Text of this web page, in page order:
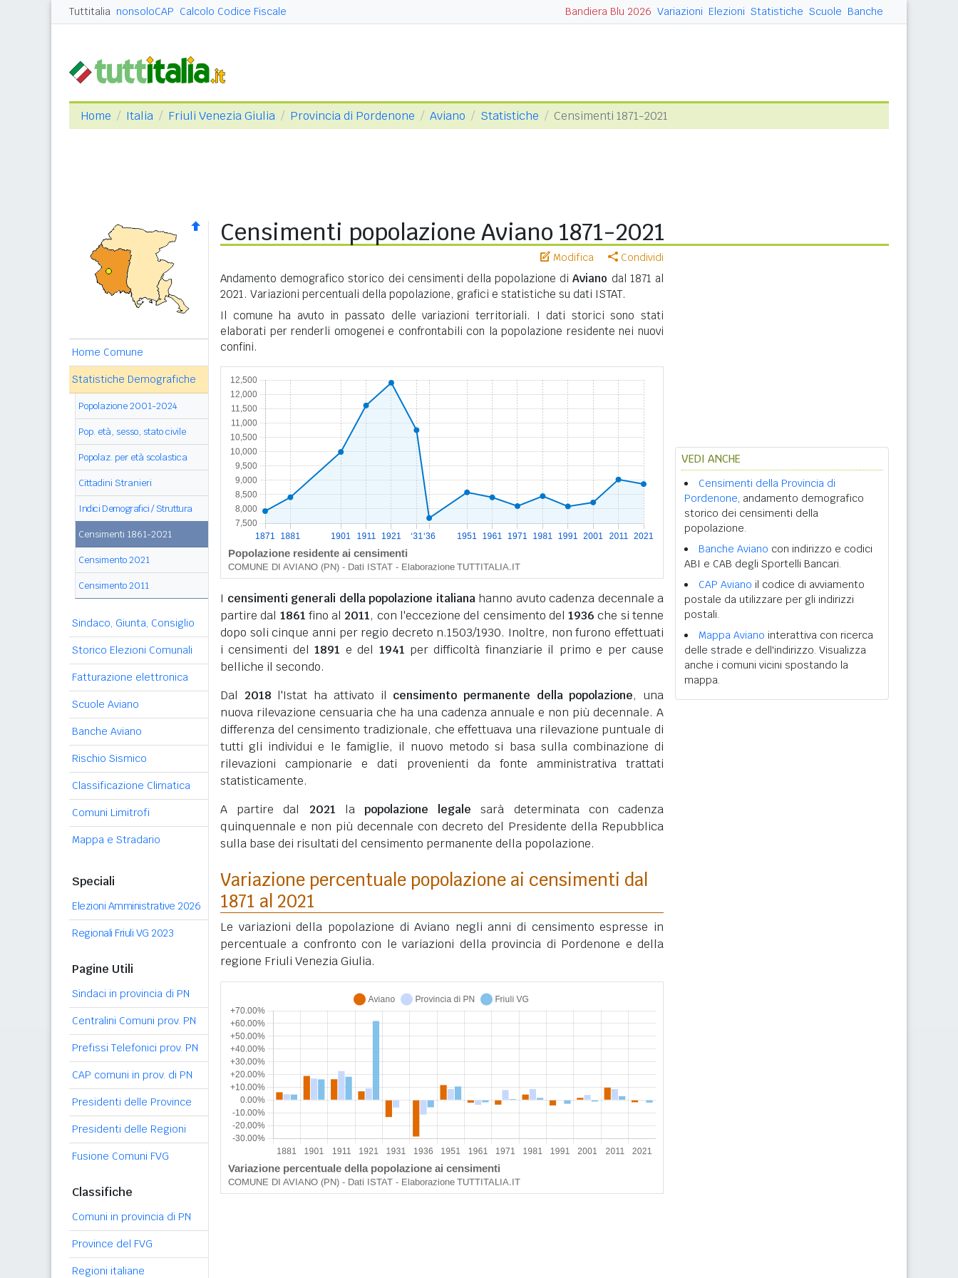
Tuttitalia nonsoloCAP Calcolo Codice Fiscale Bandiera Blu 2026 Variazioni Elezioni Statistiche Scuole Banche
Home Italia Friuli Venezia Giulia Provincia di Pordenone Aviano Statistiche Censimenti 1871-2021
Home Comune
Statistiche Demografiche
Popolazione 2001-2024
Pop. età, sesso, stato civile
Popolaz. per età scolastica
Cittadini Stranieri
Indici Demografici / Struttura
Censimenti 1861-2021
Censimento 2021
Censimento 2011
Sindaco, Giunta, Consiglio
Storico Elezioni Comunali
Fatturazione elettronica
Scuole Aviano
Banche Aviano
Rischio Sismico
Classificazione Climatica
Comuni Limitrofi
Mappa e Stradario
Speciali
Elezioni Amministrative 2026
Regionali Friuli VG 2023
Pagine Utili
Sindaci in provincia di PN
Centralini Comuni prov. PN
Prefissi Telefonici prov. PN
CAP comuni in prov. di PN
Presidenti delle Province
Presidenti delle Regioni
Fusione Comuni FVG
Classifiche
Comuni in provincia di PN
Province del FVG
Regioni italiane
Censimenti popolazione Aviano 1871-2021
Modifica Condividi
Andamento demografico storico dei censimenti della popolazione diAviano dal 1871 al
2021. Variazioni percentuali della popolazione, grafici e statistiche su dati ISTAT.
Il comune ha avuto in passato delle variazioni territoriali. I dati storici sono stati
elaborati per renderli omogenei e confrontabili con la popolazione residente nei nuovi
confini.
I censimenti generali della popolazione italianahanno avuto cadenza decennale a
partire dal 1861 fino al 2011, con l'eccezione del censimento del1936 che si tenne
dopo soli cinque anni per regio decreto n.1503/1930. Inoltre, non furono effettuati
i censimenti del1891 e del 1941 per difficoltà finanziarie il primo e per cause
belliche il secondo.
Dal 2018 l'Istat ha attivato il censimento permanente della popolazione, una
nuova rilevazione censuaria che ha una cadenza annuale e non più decennale. A
differenza del censimento tradizionale, che effettuava una rilevazione puntuale di
tutti gli individui e le famiglie, il nuovo metodo si basa sulla combinazione di
rilevazioni campionarie e dati provenienti da fonte amministrativa trattati
statisticamente.
A partire dal 2021 lapopolazione legale sarà determinata con cadenza
quinquennale e non più decennale con decreto del Presidente della Repubblica
sulla base dei risultati del censimento permanente della popolazione.
Variazione percentuale popolazione ai censimenti dal
1871 al 2021
Le variazioni della popolazione di Aviano negli anni di censimento espresse in
percentuale a confronto con le variazioni della provincia di Pordenone e della
regione Friuli Venezia Giulia.
VEDI ANCHE
Censimenti della Provincia di
Pordenone, andamento demografico
storico dei censimenti della
popolazione.
Banche Aviano con indirizzo e codici
ABI e CAB degli Sportelli Bancari.
CAP Aviano il codice di avviamento
postale da utilizzare per gli indirizzi
postali.
Mappa Aviano interattiva con ricerca
delle strade e dell'indirizzo. Visualizza
anche i comuni vicini spostando la
mappa.